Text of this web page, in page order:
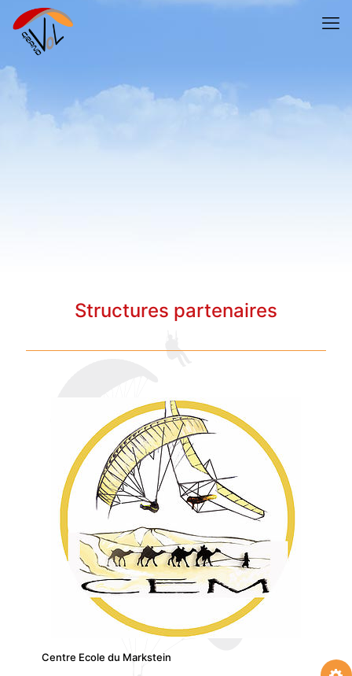
Structures partenaires
Centre Ecole du Markstein